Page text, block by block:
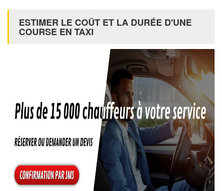
ESTIMER LE COÛT ET LA DURÉE D'UNE
COURSE EN TAXI